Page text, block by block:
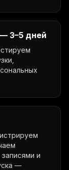
3–5 дней
и
—